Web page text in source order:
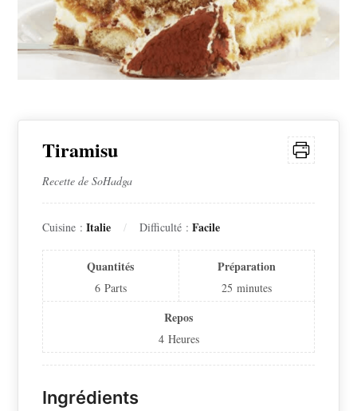
Tiramisu
Recette de SoHadga
Cuisine :Italie Difficulté :Facile
Quantités
6 Parts
Préparation
25 minutes
Repos
4 Heures
Ingrédients